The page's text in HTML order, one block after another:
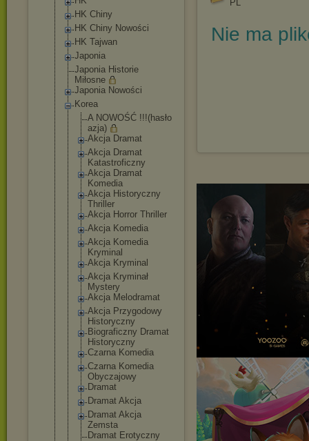
HK Chiny
HK Chiny Nowości
HK Tajwan
Japonia
Japonia Historie
Miłosne
Japonia Nowości
Korea
A NOWOŚĆ !!!(hasło
azja)
Akcja Dramat
Akcja Dramat
Katastroficzny
Akcja Dramat
Komedia
Akcja Historyczny
Thriller
Akcja Horror Thriller
Akcja Komedia
Akcja Komedia
Kryminal
Akcja Kryminal
Akcja Kryminał
Mystery
Akcja Melodramat
Akcja Przygodowy
Historyczny
Biograficzny Dramat
Historyczny
Czarna Komedia
Czarna Komedia
Obyczajowy
Dramat
Dramat Akcja
Dramat Akcja
Zemsta
Dramat Erotyczny
PL
Nie ma